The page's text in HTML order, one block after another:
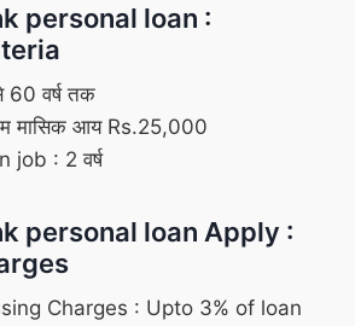
personal loan :
60 वर्ष तक
मासिक आय Rs.25,000
job : 2 वर्ष
personal loan Apply :
Charges : Upto 3% of loan